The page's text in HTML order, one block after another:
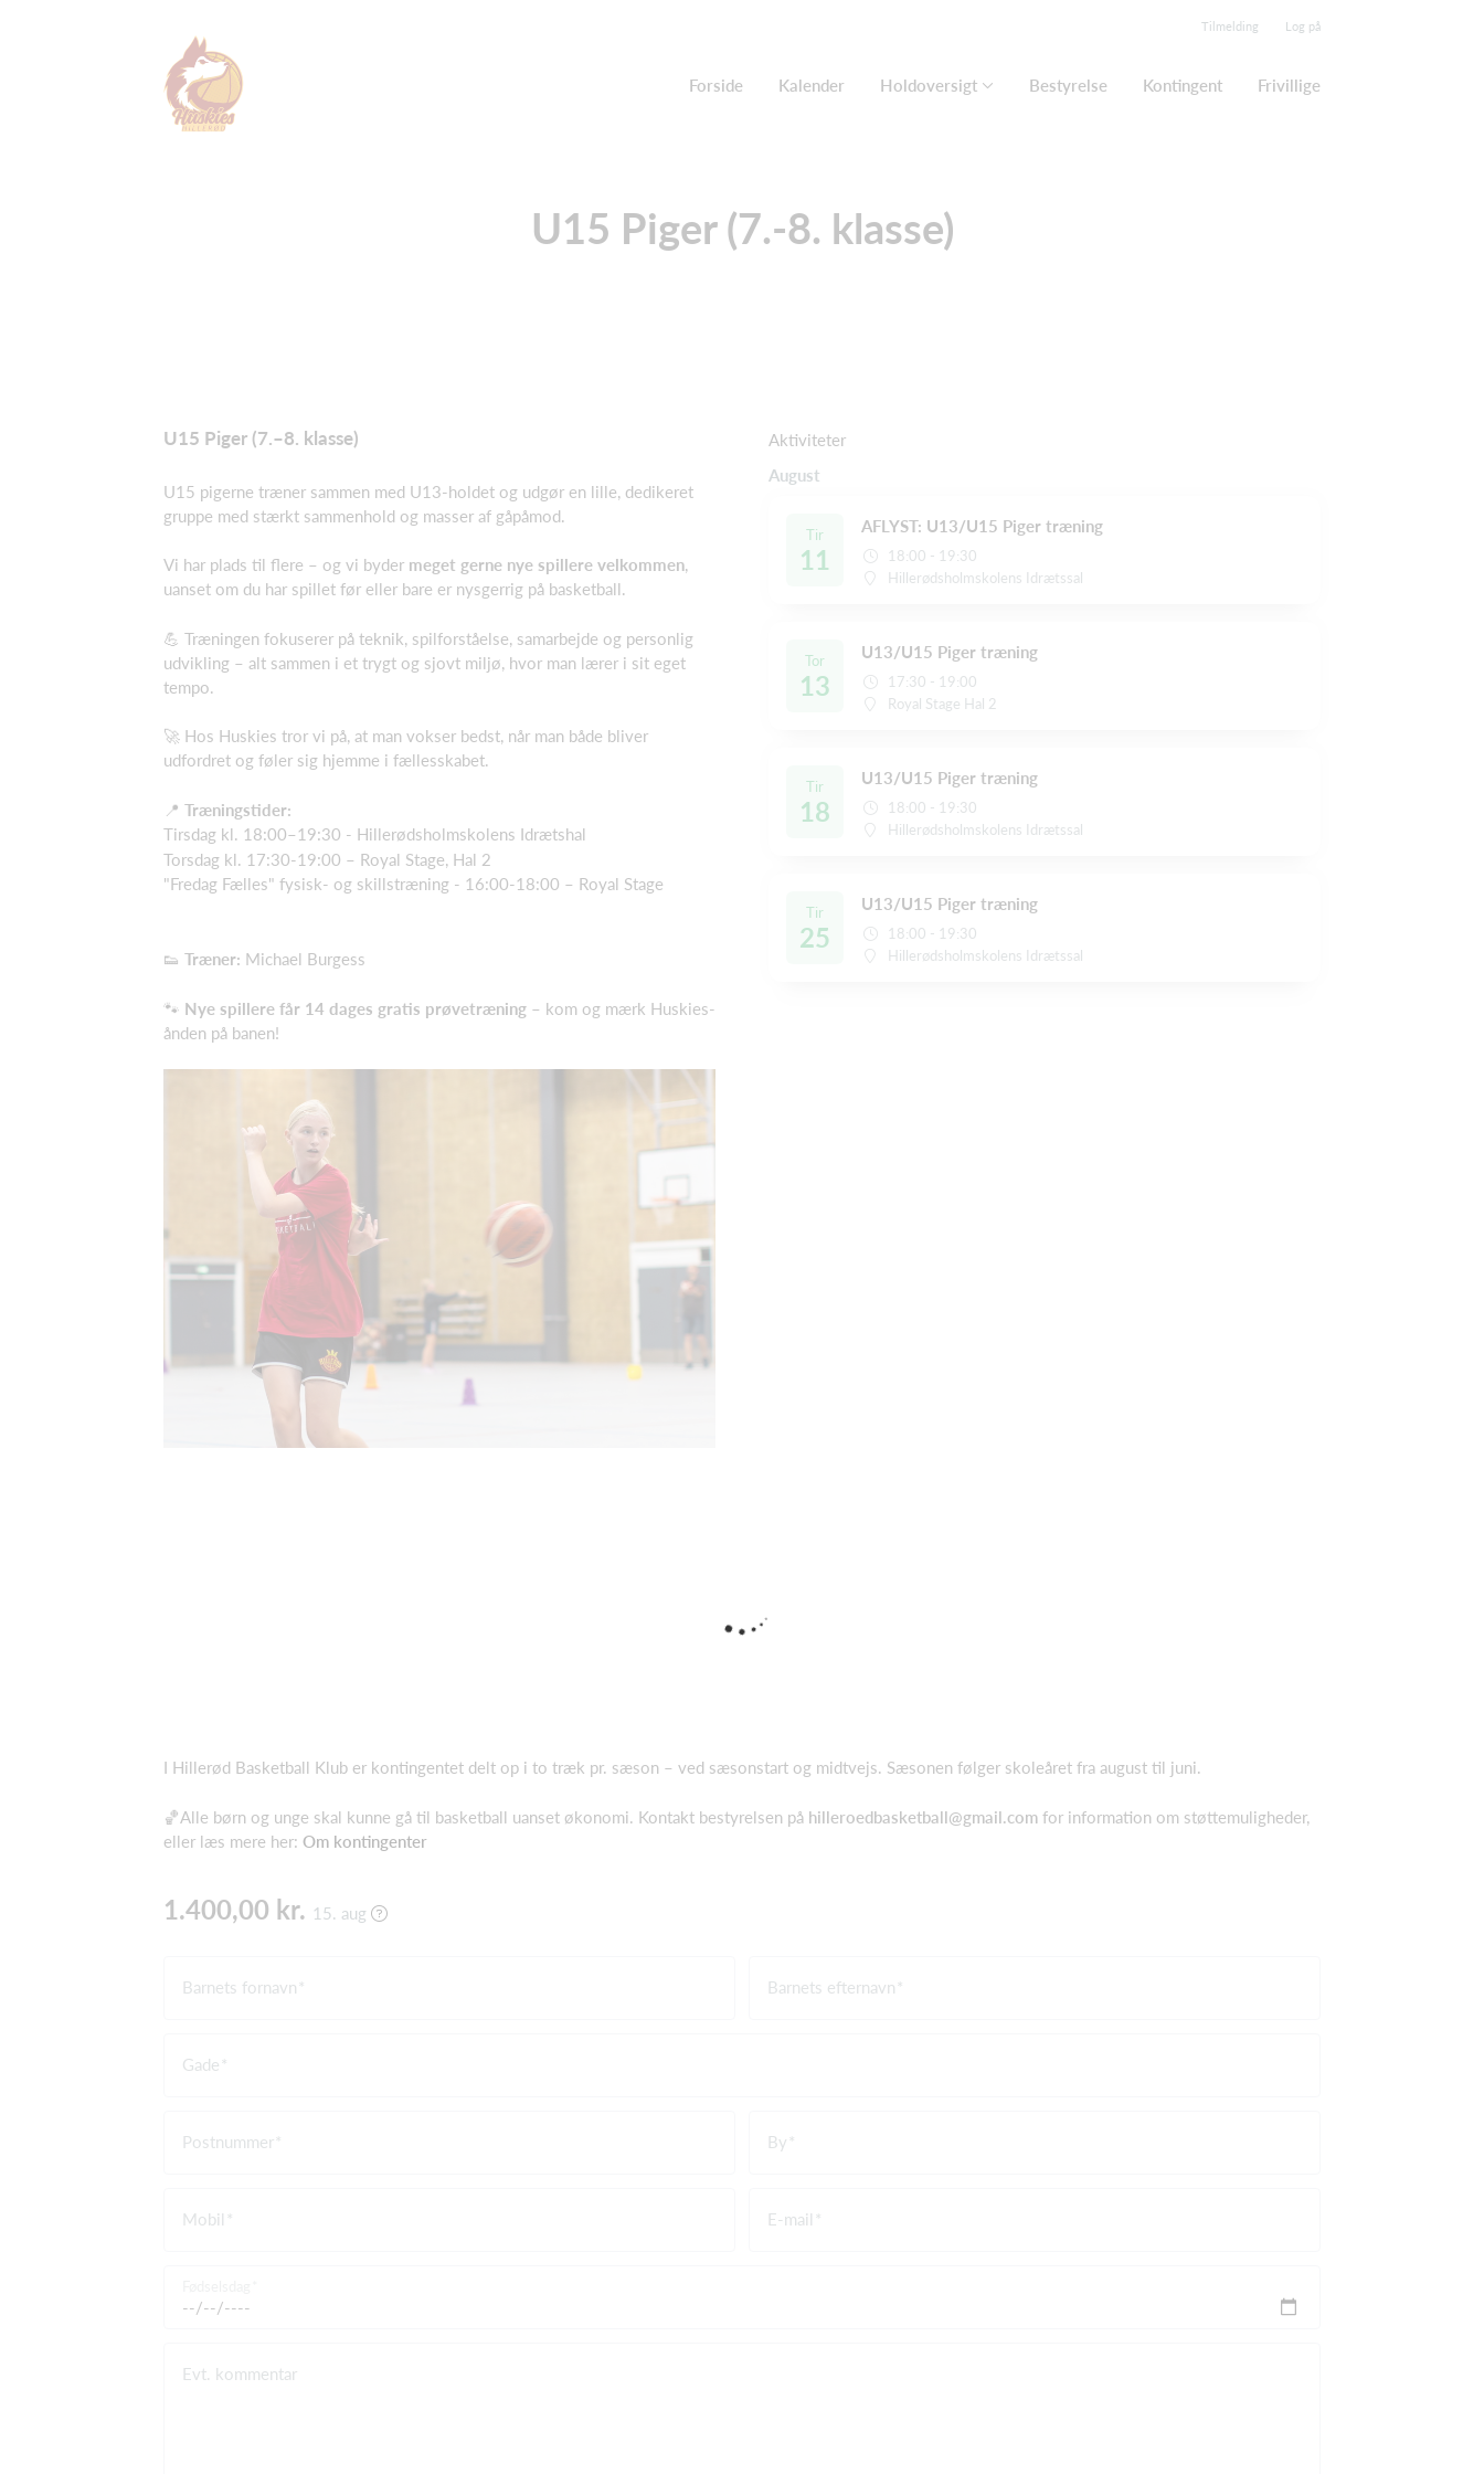
Tilmelding Log på
Forside Kalender Holdoversigt Bestyrelse Kontingent Frivillige
U15 Piger (7.-8. klasse)
U15 Piger (7.–8. klasse)
U15 pigerne træner sammen med U13-holdet og udgør en lille, dedikeret
gruppe med stærkt sammenhold og masser af gåpåmod.
Vi har plads til flere – og vi byder meget gerne nye spillere velkommen,
uanset om du har spillet før eller bare er nysgerrig på basketball.
💪 Træningen fokuserer på teknik, spilforståelse, samarbejde og personlig
udvikling – alt sammen i et trygt og sjovt miljø, hvor man lærer i sit eget
tempo.
🚀 Hos Huskies tror vi på, at man vokser bedst, når man både bliver
udfordret og føler sig hjemme i fællesskabet.
📍 Træningstider:
Tirsdag kl. 18:00–19:30 - Hillerødsholmskolens Idrætshal
Torsdag kl. 17:30-19:00 – Royal Stage, Hal 2
"Fredag Fælles" fysisk- og skillstræning - 16:00-18:00 – Royal Stage
👟 Træner: Michael Burgess
🐾 Nye spillere får 14 dages gratis prøvetræning – kom og mærk Huskies-
ånden på banen!
Aktiviteter
August
Tir
11
AFLYST: U13/U15 Piger træning
18:00 - 19:30
Hillerødsholmskolens Idrætssal
Tor
13
U13/U15 Piger træning
17:30 - 19:00
Royal Stage Hal 2
Tir
18
U13/U15 Piger træning
18:00 - 19:30
Hillerødsholmskolens Idrætssal
Tir
25
U13/U15 Piger træning
18:00 - 19:30
Hillerødsholmskolens Idrætssal
I Hillerød Basketball Klub er kontingentet delt op i to træk pr. sæson – ved sæsonstart og midtvejs. Sæsonen følger skoleåret fra august til juni.
🏀Alle børn og unge skal kunne gå til basketball uanset økonomi. Kontakt bestyrelsen på hilleroedbasketball@gmail.com for information om støttemuligheder,
eller læs mere her: Om kontingenter
1.400,00 kr. 15. aug
Barnets fornavn Barnets efternavn
Gade
Postnummer By
Mobil E-mail
Evt. kommentar